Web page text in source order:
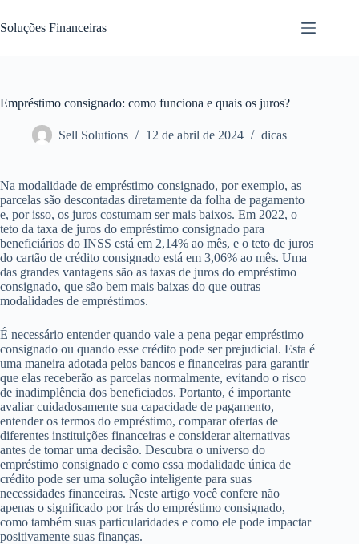
para
o
Soluções Financeiras
Empréstimo consignado: como funciona e quais os juros?
Sell Solutions 12 de abril de 2024 dicas
Na modalidade de empréstimo consignado, por exemplo, as
parcelas são descontadas diretamente da folha de pagamento
e, por isso, os juros costumam ser mais baixos. Em 2022, o
teto da taxa de juros do empréstimo consignado para
beneficiários do INSS está em 2,14% ao mês, e o teto de juros
do cartão de crédito consignado está em 3,06% ao mês. Uma
das grandes vantagens são as taxas de juros do empréstimo
consignado, que são bem mais baixas do que outras
modalidades de empréstimos.
É necessário entender quando vale a pena pegar empréstimo
consignado ou quando esse crédito pode ser prejudicial. Esta é
uma maneira adotada pelos bancos e financeiras para garantir
que elas receberão as parcelas normalmente, evitando o risco
de inadimplência dos beneficiados. Portanto, é importante
avaliar cuidadosamente sua capacidade de pagamento,
entender os termos do empréstimo, comparar ofertas de
diferentes instituições financeiras e considerar alternativas
antes de tomar uma decisão. Descubra o universo do
empréstimo consignado e como essa modalidade única de
crédito pode ser uma solução inteligente para suas
necessidades financeiras. Neste artigo você confere não
apenas o significado por trás do empréstimo consignado,
como também suas particularidades e como ele pode impactar
positivamente suas finanças.